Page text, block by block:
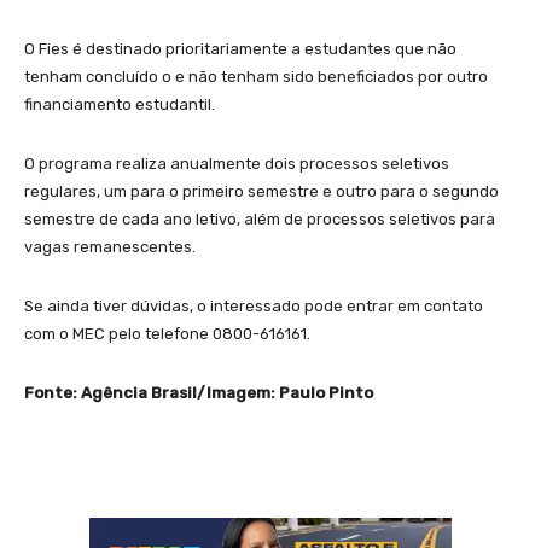
O Fies é destinado prioritariamente a estudantes que não
tenham concluído o e não tenham sido beneficiados por outro
financiamento estudantil.
O programa realiza anualmente dois processos seletivos
regulares, um para o primeiro semestre e outro para o segundo
semestre de cada ano letivo, além de processos seletivos para
vagas remanescentes.
Se ainda tiver dúvidas, o interessado pode entrar em contato
com o MEC pelo telefone 0800-616161.
Fonte: Agência Brasil/Imagem: Paulo Pinto